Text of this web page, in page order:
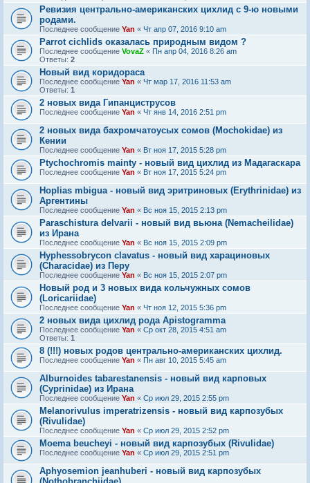
Ревизия центрально-американских цихлид с 9-ю новыми
родами.
Последнее сообщение Yan « Чт апр 07, 2016 9:10 am
Parrot cichlids оказалась природным видом ?
Последнее сообщение VovaZ « Пн апр 04, 2016 8:26 am
Ответы: 2
Новый вид коридораса
Последнее сообщение Yan « Чт мар 17, 2016 11:53 am
Ответы: 1
2 новых вида Гипанциструсов
Последнее сообщение Yan « Чт янв 14, 2016 2:51 pm
2 новых вида бахромчатоусых сомов (Mochokidae) из
Кении
Последнее сообщение Yan « Вт ноя 17, 2015 5:28 pm
Ptychochromis mainty - новый вид цихлид из Мадагаскара
Последнее сообщение Yan « Вт ноя 17, 2015 5:24 pm
Hoplias mbigua - новый вид эритриновых (Erythrinidae) из
Аргентины
Последнее сообщение Yan « Вс ноя 15, 2015 2:13 pm
Paraschistura delvarii - новый вид вьюна (Nemacheilidae)
из Ирана
Последнее сообщение Yan « Вс ноя 15, 2015 2:09 pm
Hyphessobrycon clavatus - новый вид харациновых
(Characidae) из Перу
Последнее сообщение Yan « Вс ноя 15, 2015 2:07 pm
Новый род и 3 новых вида кольчужных сомов
(Loricariidae)
Последнее сообщение Yan « Чт ноя 12, 2015 5:36 pm
2 новых вида цихлид рода Apistogramma
Последнее сообщение Yan « Ср окт 28, 2015 4:51 am
Ответы: 1
8 (!!!) новых родов центрально-американских цихлид.
Последнее сообщение Yan « Пн авг 10, 2015 5:45 am
Alburnoides tabarestanensis - новый вид карповых
(Cyprinidae) из Ирана
Последнее сообщение Yan « Ср июл 29, 2015 2:55 pm
Melanorivulus imperatrizensis - новый вид карпозубых
(Rivulidae)
Последнее сообщение Yan « Ср июл 29, 2015 2:52 pm
Moema beucheyi - новый вид карпозубых (Rivulidae)
Последнее сообщение Yan « Ср июл 29, 2015 2:51 pm
Aphyosemion jeanhuberi - новый вид карпозубых